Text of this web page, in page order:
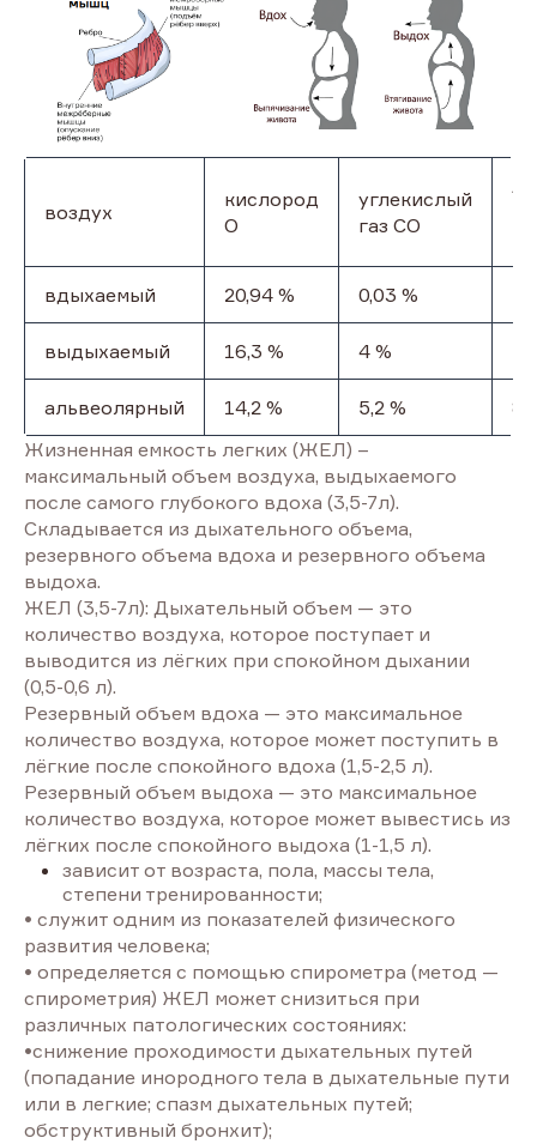
воздух
кислород
О
углекислый
газ CO
вдыхаемый 20,94 % 0,03 %
выдыхаемый 16,3 % 4 %
альвеолярный 14,2 % 5,2 %
Жизненная емкость легких (ЖЕЛ) –
максимальный объем воздуха, выдыхаемого
после самого глубокого вдоха (3,5-7л).
Складывается из дыхательного объема,
резервного объема вдоха и резервного объема
выдоха.
ЖЕЛ (3,5-7л): Дыхательный объем — это
количество воздуха, которое поступает и
выводится из лёгких при спокойном дыхании
(0,5-0,6 л).
Резервный объем вдоха — это максимальное
количество воздуха, которое может поступить в
лёгкие после спокойного вдоха (1,5-2,5 л).
Резервный объем выдоха — это максимальное
количество воздуха, которое может вывестись из
лёгких после спокойного выдоха (1-1,5 л).
зависит от возраста, пола, массы тела,
степени тренированности;
• служит одним из показателей физического
развития человека;
• определяется с помощью спирометра (метод —
спирометрия) ЖЕЛ может снизиться при
различных патологических состояниях:
•снижение проходимости дыхательных путей
(попадание инородного тела в дыхательные пути
или в легкие; спазм дыхательных путей;
обструктивный бронхит);